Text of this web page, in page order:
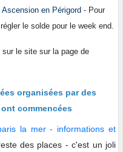
Ascension en Périgord - Pour
le solde pour le week end.
le site sur la page de
organisées par des
commencées
la mer - informations et
des places - c'est un joli